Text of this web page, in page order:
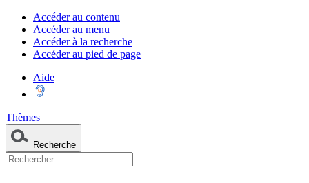
Accéder au contenu
Accéder au menu
Accéder à la recherche
Accéder au pied de page
Aide
Thèmes
Recherche